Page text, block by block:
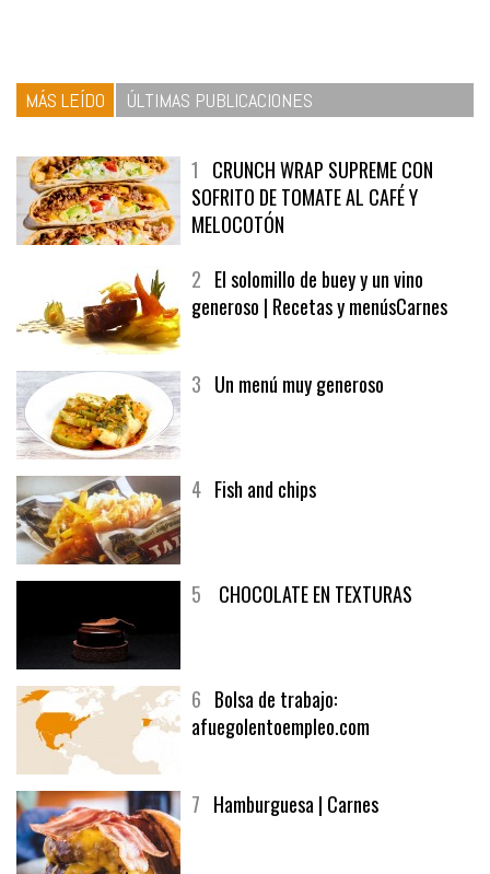
MÁS LEÍDO ÚLTIMAS PUBLICACIONES
1 CRUNCH WRAP SUPREME CON
SOFRITO DE TOMATE AL CAFÉ Y
MELOCOTÓN
2 El solomillo de buey y un vino
generoso | Recetas y menúsCarnes
3 Un menú muy generoso
4 Fish and chips
5 CHOCOLATE EN TEXTURAS
6 Bolsa de trabajo:
afuegolentoempleo.com
7 Hamburguesa | Carnes